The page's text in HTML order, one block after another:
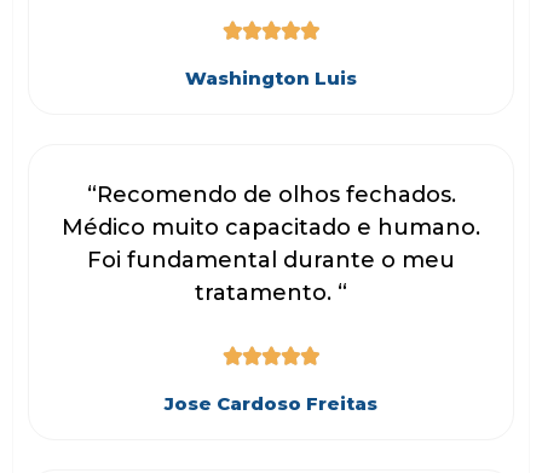

Washington Luis
“Recomendo de olhos fechados.
Médico muito capacitado e humano.
Foi fundamental durante o meu
tratamento. “

Jose Cardoso Freitas